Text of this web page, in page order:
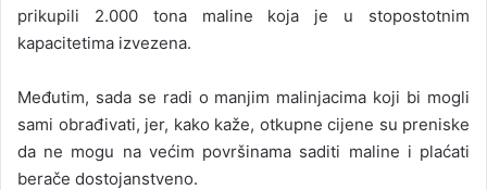
prikupili 2.000 tona maline koja je u stopostotnim
kapacitetima izvezena.
Međutim, sada se radi o manjim malinjacima koji bi mogli
sami obrađivati, jer, kako kaže, otkupne cijene su preniske
da ne mogu na većim površinama saditi maline i plaćati
berače dostojanstveno.